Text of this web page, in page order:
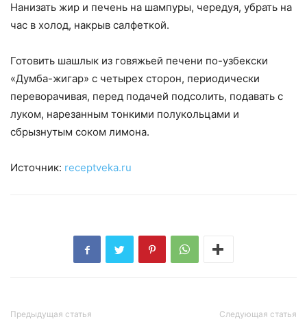
Нанизать жир и печень на шампуры, чередуя, убрать на
час в холод, накрыв салфеткой.
Готовить шашлык из говяжьей печени по-узбекски
«Думба-жигар» с четырех сторон, периодически
переворачивая, перед подачей подсолить, подавать с
луком, нарезанным тонкими полукольцами и
сбрызнутым соком лимона.
Источник: receptveka.ru
Предыдущая статья Следующая статья